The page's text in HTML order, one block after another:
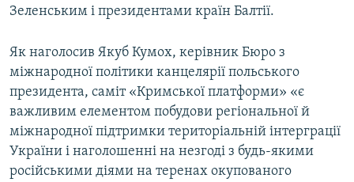
Зеленським і президентами країн Балтії.
Як наголосив Якуб Кумох, керівник Бюро з
міжнародної політики канцелярії польського
президента, саміт «Кримської платформи» «є
важливим елементом побудови регіональної й
міжнародної підтримки територіальній інтерграції
України і наголошенні на незгоді з будь-якими
російськими діями на теренах окупованого